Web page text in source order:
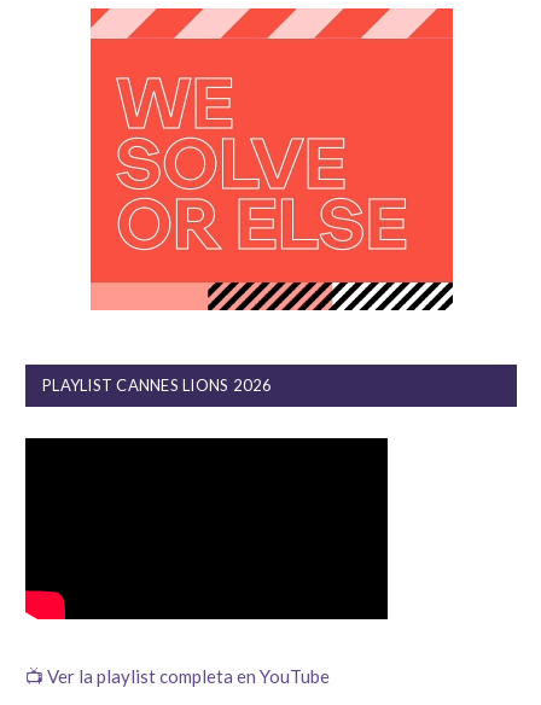
PLAYLIST CANNES LIONS 2026
📺 Ver la playlist completa en YouTube